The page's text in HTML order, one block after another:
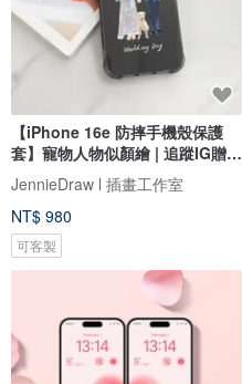
【iPhone 16e 防摔手機殼保護
套】寵物人物似顏繪 | 追蹤IG贈桌
布
JennieDraw l 插畫工作室
NT$ 980
可客製